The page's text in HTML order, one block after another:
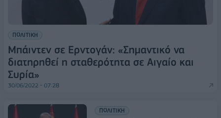
ΠΟΛΙΤΙΚΗ
Μπάιντεν σε Ερντογάν: «Σημαντικό να
διατηρηθεί η σταθερότητα σε Αιγαίο και
Συρία»
30/06/2022 - 07:28
ΠΟΛΙΤΙΚΗ